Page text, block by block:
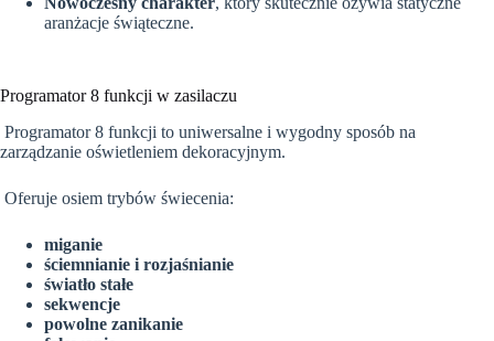
aranżacje świąteczne.
Programator 8 funkcji w zasilaczu
Programator 8 funkcji to uniwersalne i wygodny sposób na
zarządzanie oświetleniem dekoracyjnym.
Oferuje osiem trybów świecenia:
miganie
ściemnianie i rozjaśnianie
światło stałe
sekwencje
powolne zanikanie